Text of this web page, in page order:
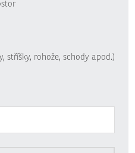
stříšky, rohože, schody apod.)